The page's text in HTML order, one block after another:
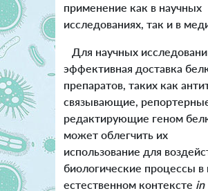
применение как в научных
исследованиях, так и в
Для научных
эффективная доставка
препаратов, таких как
связывающие,
редактирующие геном
может облегчить их
использование для
биологические процессы в
естественном контексте in